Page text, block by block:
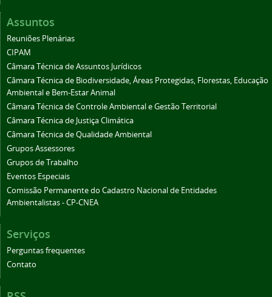
Assuntos
Reuniões Plenárias
CIPAM
Câmara Técnica de Assuntos Jurídicos
Câmara Técnica de Biodiversidade, Áreas Protegidas, Florestas, Educação
Ambiental e Bem-Estar Animal
Câmara Técnica de Controle Ambiental e Gestão Territorial
Câmara Técnica de Justiça Climática
Câmara Técnica de Qualidade Ambiental
Grupos Assessores
Grupos de Trabalho
Eventos Especiais
Comissão Permanente do Cadastro Nacional de Entidades
Ambientalistas - CP-CNEA
Serviços
Perguntas frequentes
Contato